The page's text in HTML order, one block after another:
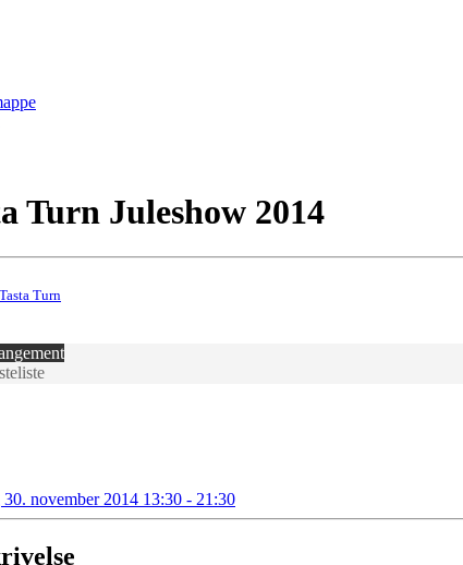
Turn Juleshow 2014
Tasta Turn
30. november 2014 13:30 - 21:30